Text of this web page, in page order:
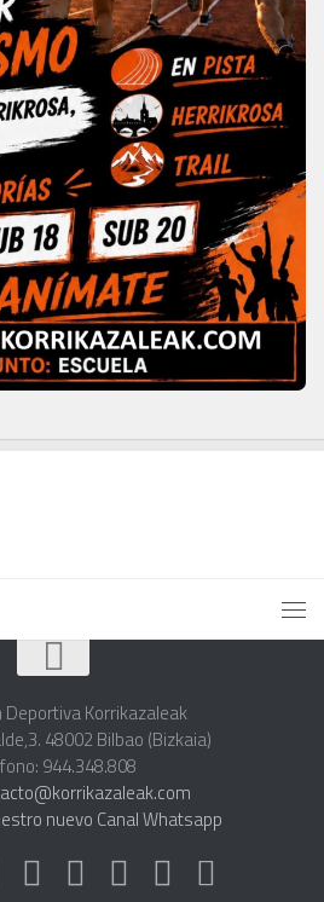
Korrikazaleak
48002 Bilbao (Bizkaia)
944.348.808
nuevo Canal Whatsapp